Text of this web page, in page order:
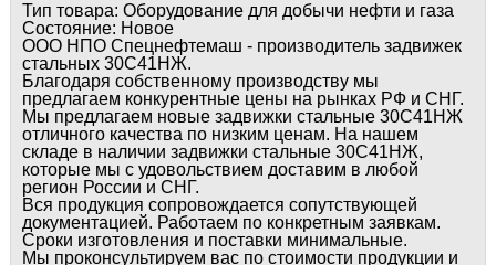
Тип товара: Оборудование для добычи нефти и газа
Состояние: Новое
ООО НПО Спецнефтемаш - производитель задвижек
стальных 30С41НЖ.
Благодаря собственному производству мы
предлагаем конкурентные цены на рынках РФ и СНГ.
Мы предлагаем новые задвижки стальные 30С41НЖ
отличного качества по низким ценам. На нашем
складе в наличии задвижки стальные 30С41НЖ,
которые мы с удовольствием доставим в любой
регион России и СНГ.
Вся продукция сопровождается сопутствующей
документацией. Работаем по конкретным заявкам.
Сроки изготовления и поставки минимальные.
Мы проконсультируем вас по стоимости продукции и